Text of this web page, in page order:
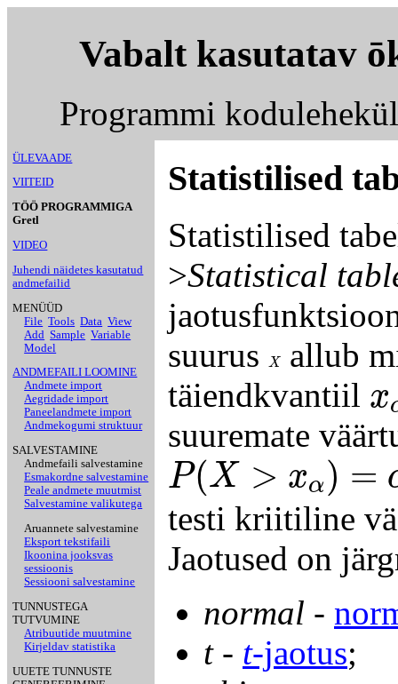
Vabalt kasutatav
Programmi
ÜLEVAADE
VIITEID
TÖÖ PROGRAMMIGA
Gretl
VIDEO
Juhendi näidetes kasutatud
andmefailid
MENÜÜD
File Tools Data View
Add Sample Variable
Model
ANDMEFAILI LOOMINE
Andmete import
Aegridade import
Paneelandmete import
Andmekogumi struktuur
SALVESTAMINE
Andmefaili salvestamine
Esmakordne salvestamine
Peale andmete muutmist
Salvestamine valikutega
Aruannete salvestamine
Eksport tekstifaili
Ikoonina jooksvas
sessioonis
Sessiooni salvestamine
TUNNUSTEGA
TUTVUMINE
Atribuutide muutmine
Kirjeldav statistika
UUETE TUNNUSTE
Statistilised
Statistilised
>Statistical
suurus
X
X
allub
täiendkvantiil x
x
suuremate
P(X > xα) =
P(X>xα)= α
testi kriitiline
Jaotused on
normal -
t- t-jaotus;